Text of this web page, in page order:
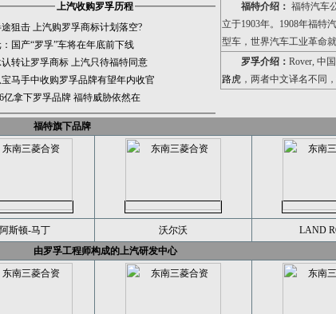
上汽收购罗孚历程
狙击 上汽购罗孚商标计划落空?
国产“罗孚”车将在年底前下线
转让罗孚商标 上汽只待福特同意
马手中收购罗孚品牌有望年内收官
亿拿下罗孚品牌 福特威胁依然在
福特介绍： 福特汽车
立于1903年。1908年福特
型车，世界汽车工业革
罗孚介绍： Rover, 中
路虎 ，两者中文译名不
福特旗下品牌
阿斯顿-马丁 沃尔沃 LAND
由罗孚工程师构成的上汽研发中心